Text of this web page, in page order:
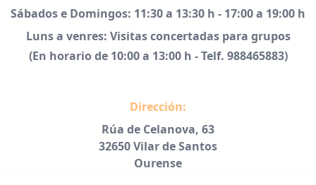
Sábados e Domingos: 11:30 a 13:30 h - 17:00 a 19:00 h
Luns a venres: Visitas concertadas para grupos
(En horario de 10:00 a 13:00 h - Telf. 988465883)
Dirección:
Rúa de Celanova, 63
32650 Vilar de Santos
Ourense